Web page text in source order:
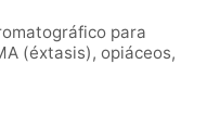
para
(éxtasis), opiáceos,